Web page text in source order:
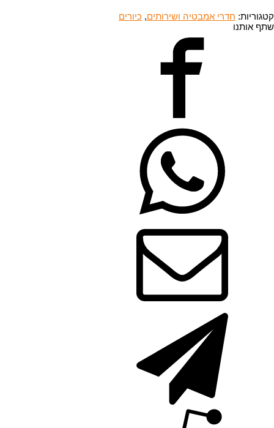
מונח
ZM-
0062-
קטגוריות: חדרי אמבטיה ושירותים, כיורים
שתף אותנו